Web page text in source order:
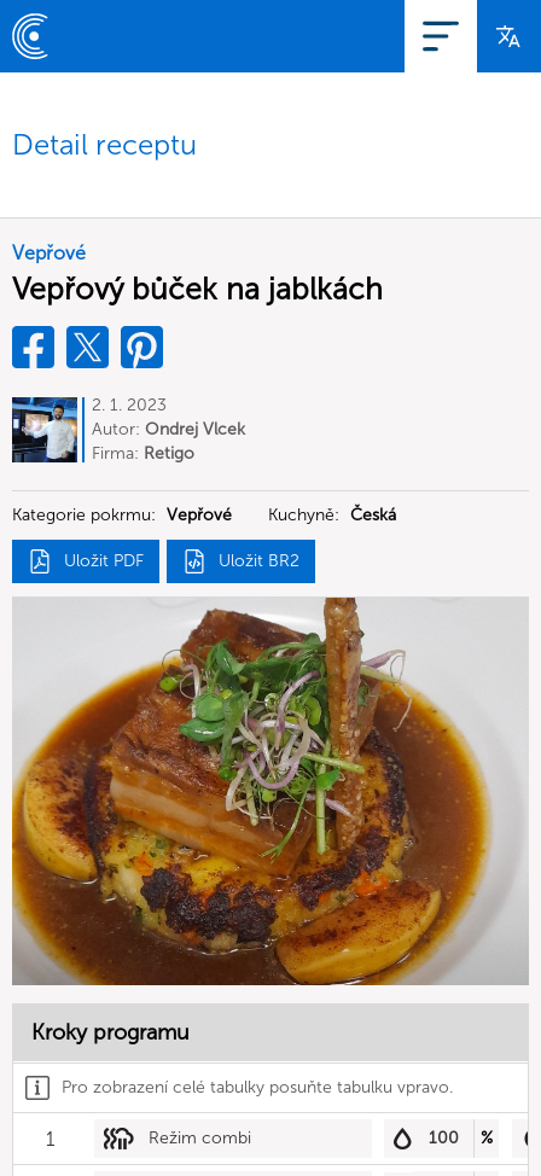
Detail receptu
Vepřové
Vepřový bůček na jablkách
2. 1. 2023
Autor: Ondrej Vlcek
Firma: Retigo
Kategorie pokrmu: Vepřové Kuchyně: Česká
Uložit PDF Uložit BR2
Kroky programu
Pro zobrazení celé tabulky posuňte tabulku vpravo.
1 Režim combi 100 %